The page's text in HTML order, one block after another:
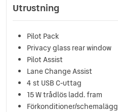
Utrustning
Pilot Pack
Privacy glass rear window
Pilot Assist
Lane Change Assist
4 st USB C-uttag
15 W trådlös ladd. fram
Förkonditioner/schemalägg